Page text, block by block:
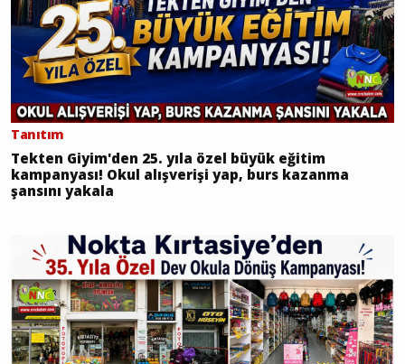
Tanıtım
Tekten Giyim'den 25. yıla özel büyük eğitim
kampanyası! Okul alışverişi yap, burs kazanma
şansını yakala